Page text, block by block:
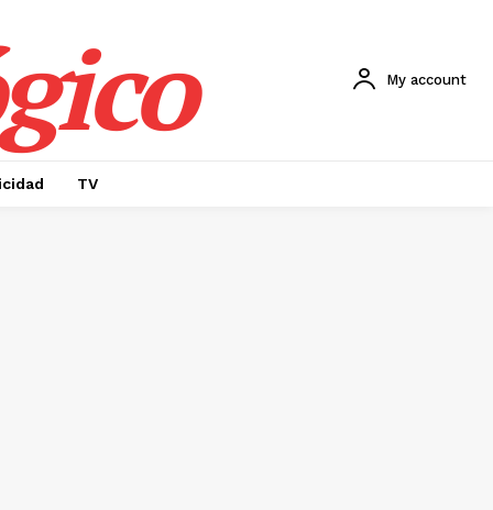
My account
TV